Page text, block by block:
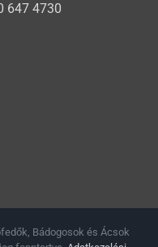
647 4730
Bádogosok és Ácsok